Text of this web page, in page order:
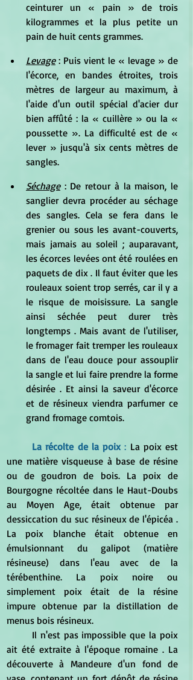
ceinturer un « pain » de trois
kilogrammes et la plus petite un
pain de huit cents grammes.
Levage : Puis vient le « levage » de
l'écorce, en bandes étroites, trois
mètres de largeur au maximum, à
l'aide d'un outil spécial d'acier dur
bien affûté : la « cuillère » ou la «
poussette ». La difficulté est de «
lever » jusqu'à six cents mètres de
sangles.
Séchage : De retour à la maison, le
sanglier devra procéder au séchage
des sangles. Cela se fera dans le
grenier ou sous les avant-couverts,
mais jamais au soleil ; auparavant,
les écorces levées ont été roulées en
paquets de dix . Il faut éviter que les
rouleaux soient trop serrés, car il y a
le risque de moisissure. La sangle
ainsi séchée peut durer très
longtemps . Mais avant de l'utiliser,
le fromager fait tremper les rouleaux
dans de l'eau douce pour assouplir
la sangle et lui faire prendre la forme
désirée . Et ainsi la saveur d'écorce
et de résineux viendra parfumer ce
grand fromage comtois.
La récolte de la poix : La poix est
une matière visqueuse à base de résine
ou de goudron de bois. La poix de
Bourgogne récoltée dans le Haut-Doubs
au Moyen Age, était obtenue par
dessiccation du suc résineux de l'épicéa .
La poix blanche était obtenue en
émulsionnant du galipot (matière
résineuse) dans l'eau avec de la
térébenthine. La poix noire ou
simplement poix était de la résine
impure obtenue par la distillation de
menus bois résineux.
ait été extraite à l'époque romaine . La
découverte à Mandeure d'un fond de